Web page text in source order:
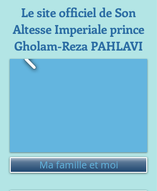
Le site officiel de Son
Altesse Imperiale prince
Gholam-Reza PAHLAVI
Ma famille et moi